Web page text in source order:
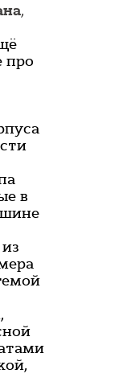
,
про
в